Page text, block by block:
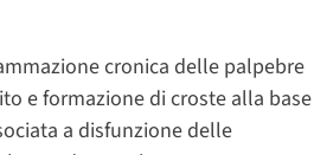
cronica delle palpebre
e formazione di croste alla base
a disfunzione delle